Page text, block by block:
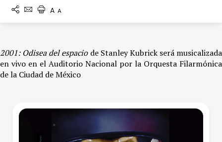
A A
2001: Odisea del espaciode Stanley Kubrick será musicalizada
en vivo en el Auditorio Nacional por la Orquesta Filarmónica
de la Ciudad de México